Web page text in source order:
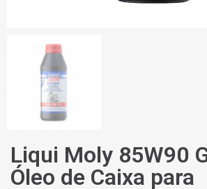
Liqui Moly 85W90
Óleo de Caixa para